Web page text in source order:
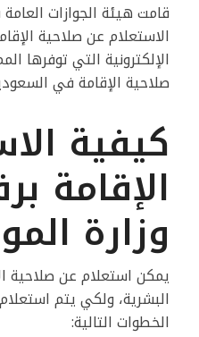
قامت هيئة الجوازات
الاستعلام عن صلاحية
الإلكترونية التي
صلاحية الإقامة في
كيفية
الإقامة
وزارة
يمكن استعلام عن صلاحية
البشرية، ولكي يتم
الخطوات التالية: